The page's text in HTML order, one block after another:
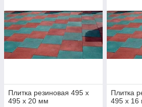
Плитка резиновая 495 x
495 x 20 мм
Плитка
495 x 16